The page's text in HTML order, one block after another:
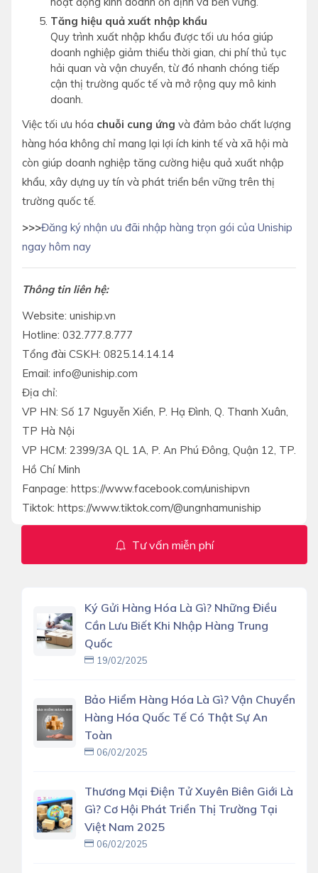
Tăng hiệu quả xuất nhập khẩu
Quy trình xuất nhập khẩu được tối ưu hóa giúp
doanh nghiệp giảm thiểu thời gian, chi phí thủ tục
hải quan và vận chuyển, từ đó nhanh chóng tiếp
cận thị trường quốc tế và mở rộng quy mô kinh
doanh.
Việc tối ưu hóa chuỗi cung ứng và đảm bảo chất lượng
hàng hóa không chỉ mang lại lợi ích kinh tế và xã hội mà
còn giúp doanh nghiệp tăng cường hiệu quả xuất nhập
khẩu, xây dựng uy tín và phát triển bền vững trên thị
trường quốc tế.
>>>Đăng ký nhận ưu đãi nhập hàng trọn gói của Uniship
ngay hôm nay
Thông tin liên hệ:
Website: uniship.vn
Hotline: 032.777.8.777
Tổng đài CSKH: 0825.14.14.14
Email: info@uniship.com
Địa chỉ:
VP HN: Số 17 Nguyễn Xiển, P. Hạ Đình, Q. Thanh Xuân,
TP Hà Nội
VP HCM: 2399/3A QL 1A, P. An Phú Đông, Quận 12, TP.
Hồ Chí Minh
Fanpage: https://www.facebook.com/unishipvn
Tiktok: https://www.tiktok.com/@ungnhamuniship
Tư vấn miễn phí
Ký Gửi Hàng Hóa Là Gì? Những Điều
Cần Lưu Biết Khi Nhập Hàng Trung
Quốc
19/02/2025
Bảo Hiểm Hàng Hóa Là Gì? Vận Chuyển
Hàng Hóa Quốc Tế Có Thật Sự An
Toàn
06/02/2025
Thương Mại Điện Tử Xuyên Biên Giới Là
Gì? Cơ Hội Phát Triển Thị Trường Tại
Việt Nam 2025
06/02/2025